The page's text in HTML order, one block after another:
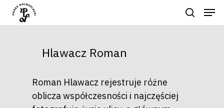
Naciśnij enter by wyszukać lub ESC
Hlawacz Roman
Roman Hlawacz rejestruje różne
oblicza współczesności i najczęściej